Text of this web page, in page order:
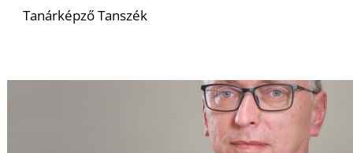
Tanárképző Tanszék